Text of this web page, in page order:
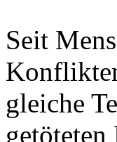
Seit
gleiche